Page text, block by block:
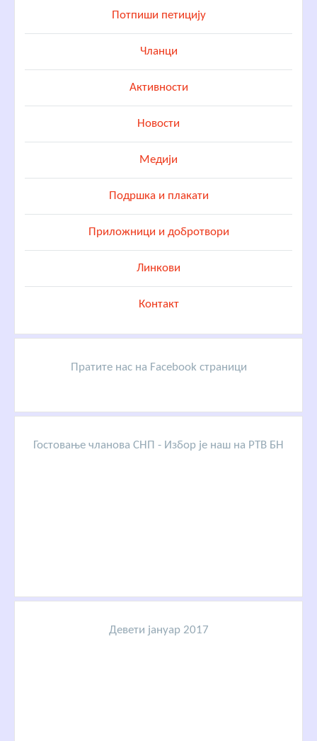
Потпиши петицију
Чланци
Активности
Новости
Медији
Подршка и плакати
Приложници и добротвори
Линкови
Контакт
Пратите нас на Facebook страници
Гостовање чланова СНП - Избор је наш на РТВ БН
Девети јануар 2017